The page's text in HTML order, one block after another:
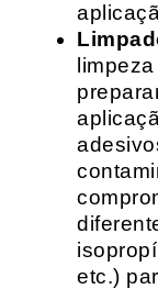
etc.)